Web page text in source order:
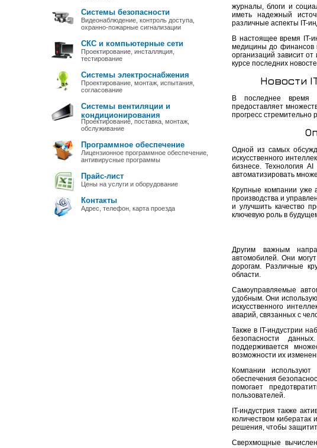
Системы безопасности
Видеонаблюдение, контроль доступа,
охранно-пожарные сигнализации
СКС и компьютерные сети
Проектирование, инсталляция,
тестирование
Системы электроснабжения
Проектирование, монтаж, испытания,
согласование
Системы вентиляции и
кондиционирования
Проектирование, поставка, монтаж,
обслуживание
Программное обеспечение
Лицензионное программное обеспечение,
антивирусные программы
Прайс-лист
Цены на услуги и оборудование
Контакты
Адрес, телефон, карта проезда
журналы, блоги и
иметь надежный
различные аспекты IT-
В настоящее время IT-
медицины до финансов
организаций зависит
курсе последних
Новости
В последнее время
предоставляет
прогресс стремительно
Одной из самых
искусственного
бизнесе. Технология
автоматизировать
Крупные компании уже
производства и
и улучшить качество
ключевую роль в
Другим важным
автомобилей. Они
дорогам. Различные
области.
Самоуправляемые
удобным. Они
искусственного
аварий, связанных с
Также в IT-индустрии
безопасности
поддерживается
возможности их
Компании
обеспечения
помогает
пользователей.
IT-индустрия также
количеством
решения, чтобы
Сверхмощные